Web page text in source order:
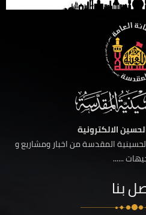
الالكترونية
المقدسة من اخبار ومشاريع و
......
بنا